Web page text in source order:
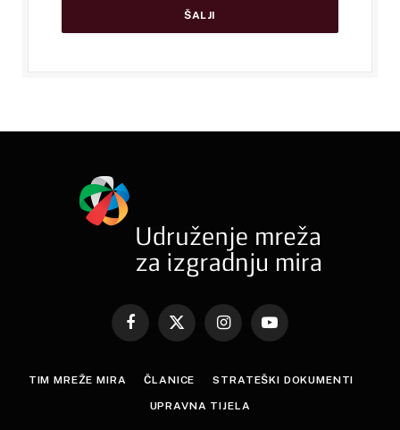
Facebook
X
InstagramYouTube
TIM MREŽE MIRA ČLANICE STRATEŠKI DOKUMENTI
UPRAVNA TIJELA